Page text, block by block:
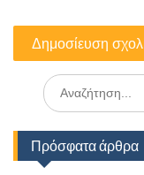
Search
for:
Πρόσφατα άρθρα